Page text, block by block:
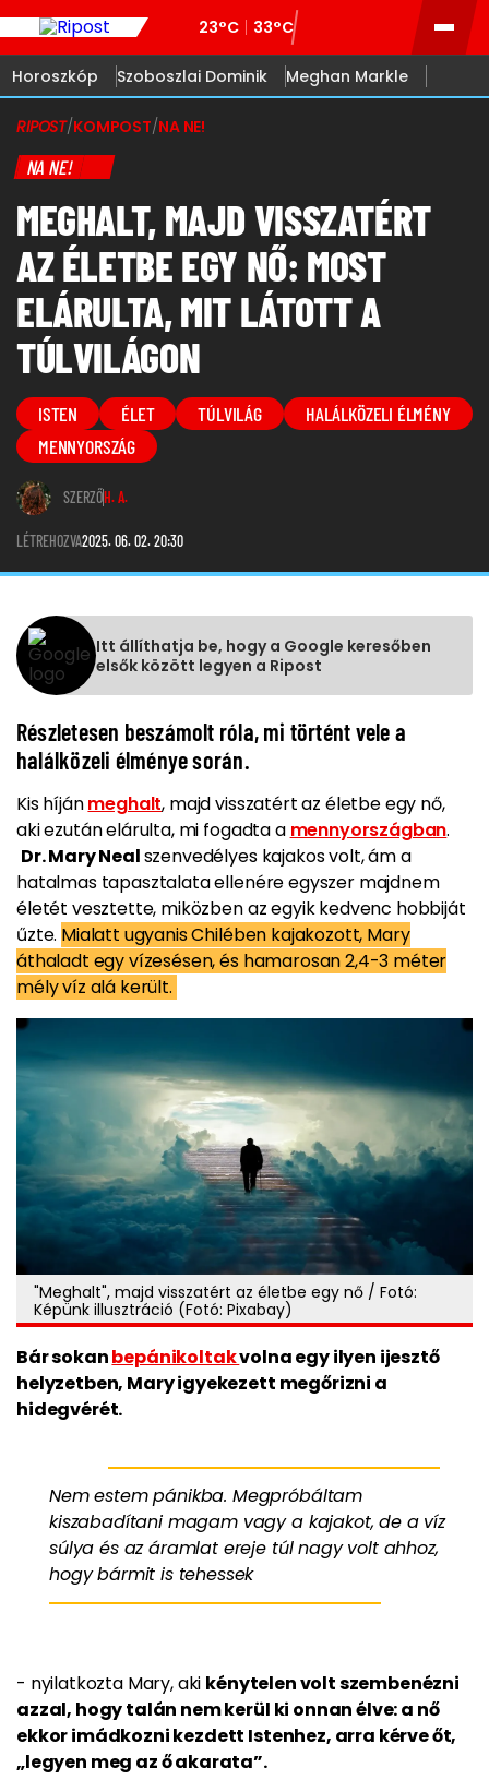
23°C 33°C
Horoszkóp Szoboszlai Dominik Meghan Markle
RIPOST/KOMPOST/NA NE!
NA NE!
MEGHALT, MAJD VISSZATÉRT
AZ ÉLETBE EGY NŐ: MOST
ELÁRULTA, MIT LÁTOTT A
TÚLVILÁGON
ISTEN ÉLET TÚLVILÁG
HALÁLKÖZELI ÉLMÉNY
MENNYORSZÁG
SZERZŐH. A.
LÉTREHOZVA2025. 06. 02. 20:30
Itt állíthatja be, hogy a Google keresőben
elsők között legyen a Ripost
Részletesen beszámolt róla, mi történt vele a
halálközeli élménye során.
Kis híjánmeghalt, majd visszatért az életbe egy nő,
aki ezután elárulta, mi fogadta a mennyországban.
Dr. Mary Nealszenvedélyes kajakos volt, ám a
hatalmas tapasztalata ellenére egyszer majdnem
életét vesztette, miközben az egyik kedvenc hobbiját
űzte. Mialatt ugyanis Chilében kajakozott, Mary
áthaladt egy vízesésen, és hamarosan 2,4-3 méter
mély víz alá került.
"Meghalt", majd visszatért az életbe egy nő / Fotó:
Képünk illusztráció (Fotó: Pixabay)
Bár sokanbepánikoltakvolna egy ilyen ijesztő
helyzetben, Mary igyekezett megőrizni a
hidegvérét.
Nem estem pánikba. Megpróbáltam
kiszabadítani magam vagy a kajakot, de a víz
súlya és az áramlat ereje túl nagy volt ahhoz,
hogy bármit is tehessek
- nyilatkozta Mary, aki kénytelen volt szembenézni
azzal, hogy talán nem kerül ki onnan élve: a nő
ekkor imádkozni kezdett Istenhez, arra kérve őt,
„legyen meg az ő akarata”.